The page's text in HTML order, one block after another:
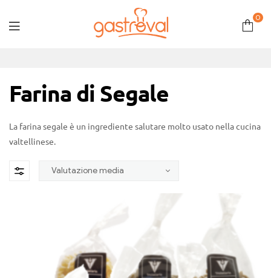
0
Farina di Segale
La farina segale è un ingrediente salutare molto usato nella cucina
valtellinese.